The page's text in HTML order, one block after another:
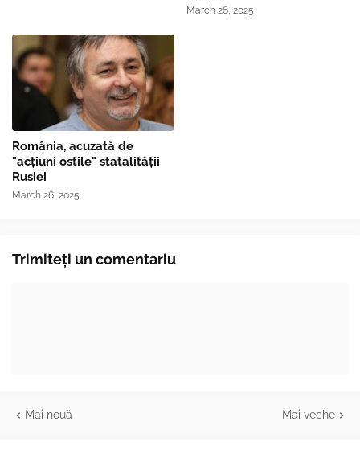
March 26, 2025
România, acuzată de
"acțiuni ostile" statalității
Rusiei
March 26, 2025
Trimiteți un comentariu
Mai nouă Mai veche